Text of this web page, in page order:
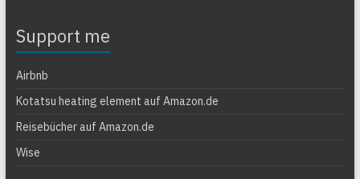
Support me
Airbnb
Kotatsu heating element auf Amazon.de
Reisebücher auf Amazon.de
Wise